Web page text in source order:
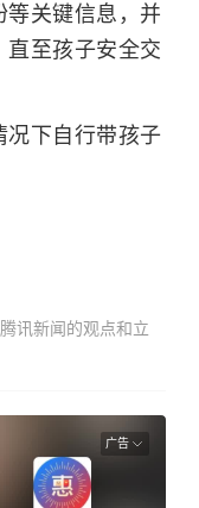
关键信息，并
至孩子安全交
况下自行带孩子
讯新闻的观点和立
广告